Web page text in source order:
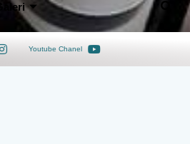
Galeri
Youtube Chanel